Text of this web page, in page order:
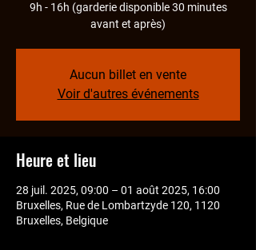
9h - 16h (garderie disponible 30 minutes
avant et après)
Aucun billet en vente
Voir d'autres événements
Heure et lieu
28 juil. 2025, 09:00 – 01 août 2025, 16:00
Bruxelles, Rue de Lombartzyde 120, 1120
Bruxelles, Belgique